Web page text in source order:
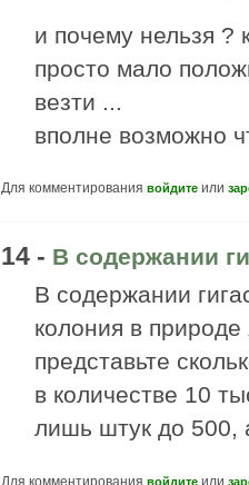
и почему нельзя ?
просто мало
везти ...
вполне возможно
Для комментирования войдите или
14 - В содержании
В содержании
колония в
представьте
в количестве 10
лишь штук до 500,
Для комментирования войдите или